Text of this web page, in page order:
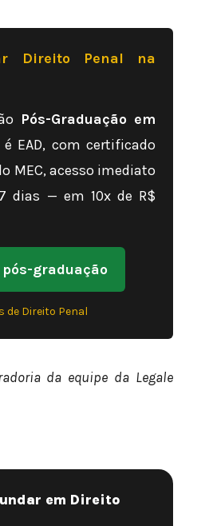
Direito Penal na
Pós-Graduação em
é EAD, com certificado
MEC, acesso imediato
dias — em 10x de R$
graduação
de Direito Penal
da equipe da Legale
em Direito